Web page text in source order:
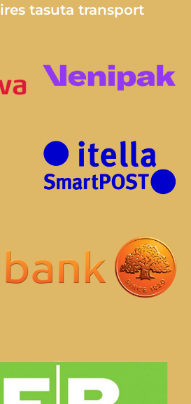
tasuta transport